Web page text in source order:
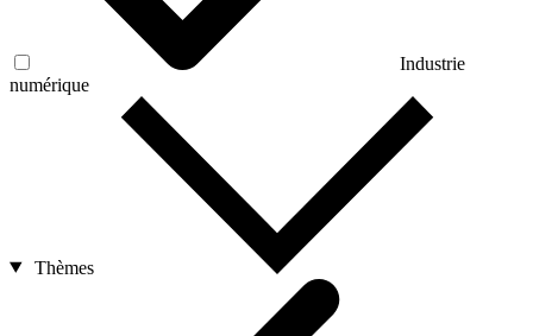
Industrie
numérique
Thèmes